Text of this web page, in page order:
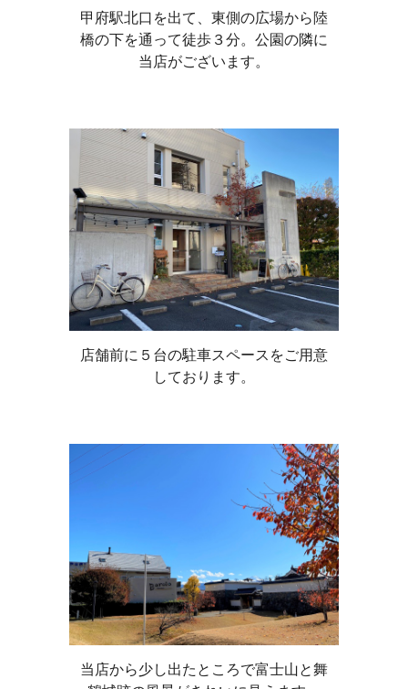
甲府駅北口を出て、東側の広場から陸
橋の下を通って徒歩３分。公園の隣に
当店がございます。
店舗前に５台の駐車スペースをご用意
しております。
当店から少し出たところで富士山と舞